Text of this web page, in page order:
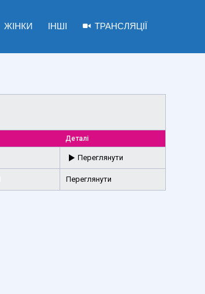
ЖІНКИ ІНШІ ТРАНСЛЯЦІЇ
Деталі
Переглянути
Переглянути